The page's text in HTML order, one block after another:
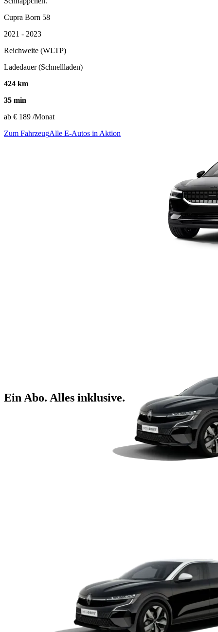
Cupra Born 58
2021 - 2023
Reichweite (WLTP)
Ladedauer (Schnellladen)
424 km
35 min
ab € 189 /Monat
Zum FahrzeugAlle E-Autos in Aktion
Ein Abo. Alles inklusive.